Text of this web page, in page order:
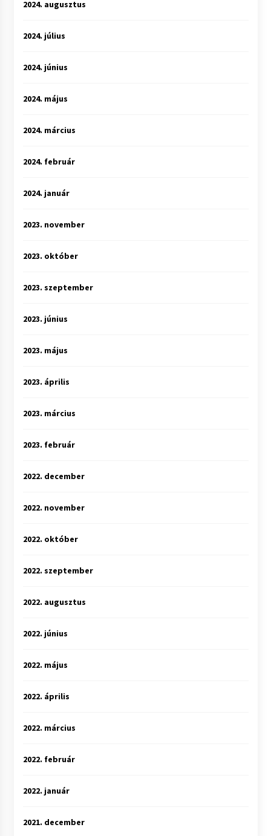
2024. augusztus
2024. július
2024. június
2024. május
2024. március
2024. február
2024. január
2023. november
2023. október
2023. szeptember
2023. június
2023. május
2023. április
2023. március
2023. február
2022. december
2022. november
2022. október
2022. szeptember
2022. augusztus
2022. június
2022. május
2022. április
2022. március
2022. február
2022. január
2021. december